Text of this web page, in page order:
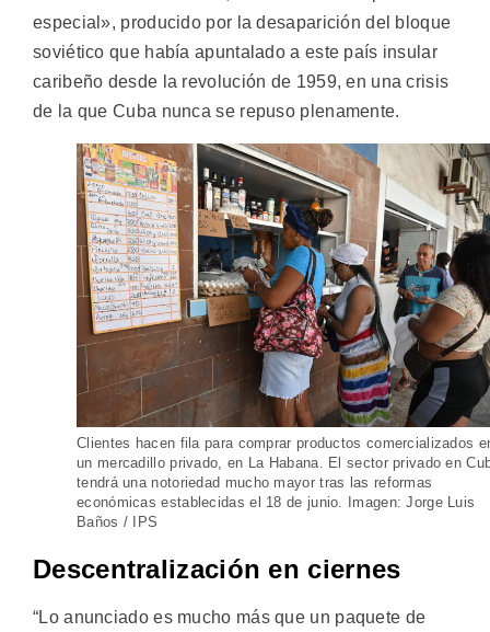
especial», producido por la desaparición del bloque
soviético que había apuntalado a este país insular
caribeño desde la revolución de 1959, en una crisis
de la que Cuba nunca se repuso plenamente.
Clientes hacen fila para comprar productos comercializados
un mercadillo privado, en La Habana. El sector privado en
tendrá una notoriedad mucho mayor tras las reformas
económicas establecidas el 18 de junio. Imagen: Jorge Luis
Baños / IPS
Descentralización en ciernes
“Lo anunciado es mucho más que un paquete de